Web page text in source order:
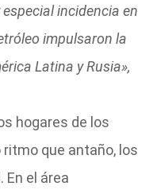
especial incidencia en
impulsaron la
Latina y Rusia»,
hogares de los
que antaño, los
En el área